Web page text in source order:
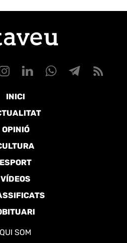
INICI
OPINIÓ
ESPORT
VÍDEOS
QUI SOM